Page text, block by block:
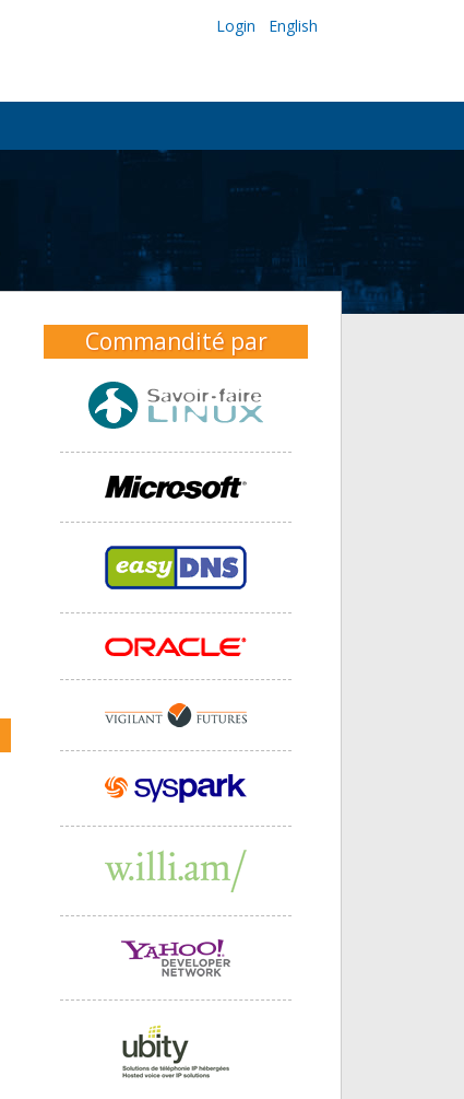
Login English
Commandité par